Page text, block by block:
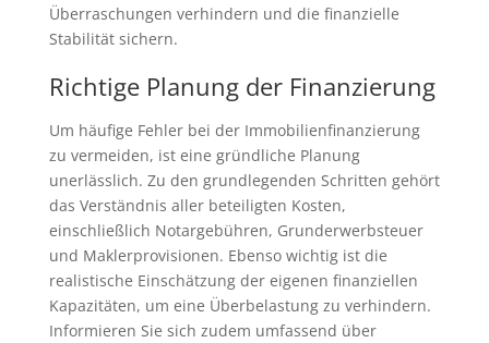
Überraschungen verhindern und die finanzielle
Stabilität sichern.
Richtige Planung der Finanzierung
Um häufige Fehler bei der Immobilienfinanzierung
zu vermeiden, ist eine gründliche Planung
unerlässlich. Zu den grundlegenden Schritten gehört
das Verständnis aller beteiligten Kosten,
einschließlich Notargebühren, Grunderwerbsteuer
und Maklerprovisionen. Ebenso wichtig ist die
realistische Einschätzung der eigenen finanziellen
Kapazitäten, um eine Überbelastung zu verhindern.
Informieren Sie sich zudem umfassend über